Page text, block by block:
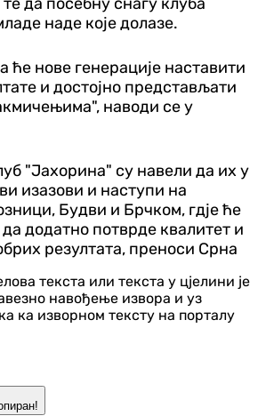
наде које долазе.
ће нове генерације наставити
и достојно представљати
наводи се у
"Јахорина" су навели да их у
изазови и наступи на
Будви и Брчком, гд‌је ће
додатно потврде квалитет и
резултата, преноси Срна
текста или текста у цјелини је
навођење извора и уз
ка изворном тексту на порталу